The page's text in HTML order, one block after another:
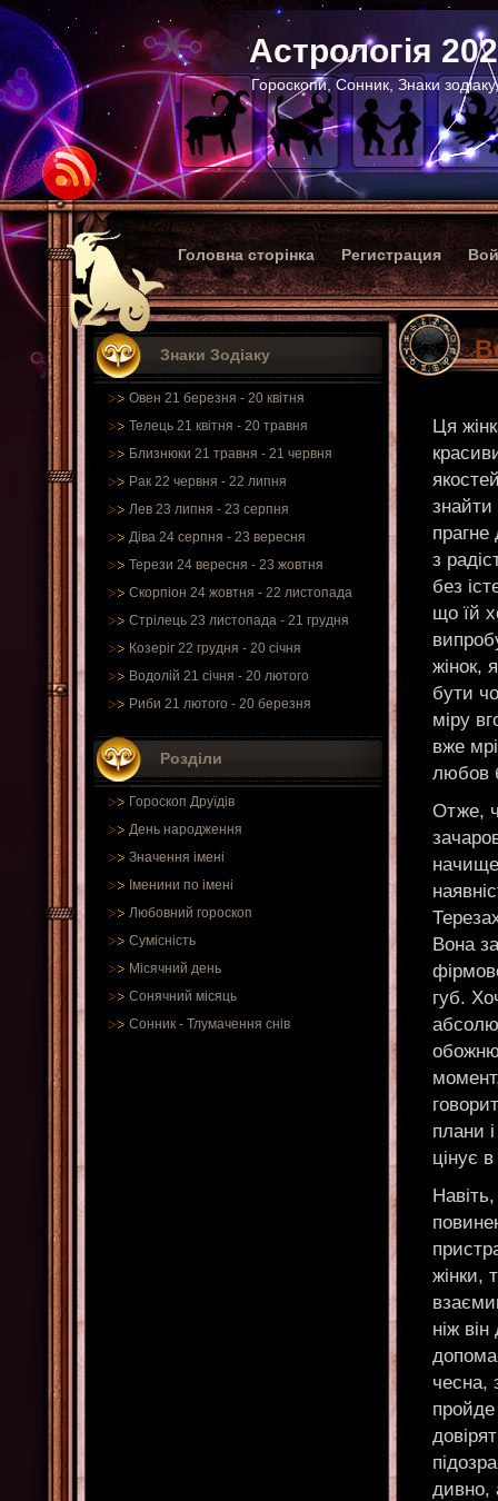
Астрологія
Гороскопи, Сонник, Знаки
Головна сторінка Регистрация
Знаки Зодіаку
Овен 21 березня - 20 квітня
Телець 21 квітня - 20 травня
Близнюки 21 травня - 21 червня
Рак 22 червня - 22 липня
Лев 23 липня - 23 серпня
Діва 24 серпня - 23 вересня
Терези 24 вересня - 23 жовтня
Скорпіон 24 жовтня - 22 листопада
Стрілець 23 листопада - 21 грудня
Козеріг 22 грудня - 20 січня
Водолій 21 січня - 20 лютого
Риби 21 лютого - 20 березня
Розділи
Гороскоп Друїдів
День народження
Значення імені
Іменини по імені
Любовний гороскоп
Сумісність
Місячний день
Сонячний місяць
Сонник - Тлумачення снів
Ця
з
без
що їй
жінок,
бути
міру
вже
любов
Отже,
Вона
губ.
плани
цінує
жінки,
ніж
чесна,
дивно,